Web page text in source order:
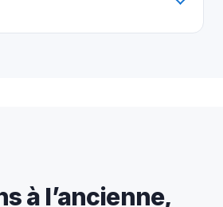
à l’ancienne,